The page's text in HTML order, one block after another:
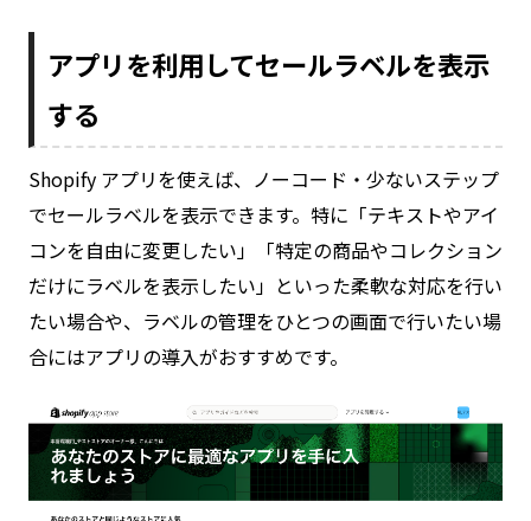
アプリを利用してセールラベルを表示
する
Shopify アプリを使えば、ノーコード・少ないステップ
でセールラベルを表示できます。特に「テキストやアイ
コンを自由に変更したい」「特定の商品やコレクション
だけにラベルを表示したい」といった柔軟な対応を行い
たい場合や、ラベルの管理をひとつの画面で行いたい場
合にはアプリの導入がおすすめです。